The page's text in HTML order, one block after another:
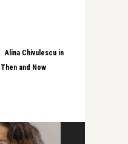
· Alina Chivulescu in
Then and Now